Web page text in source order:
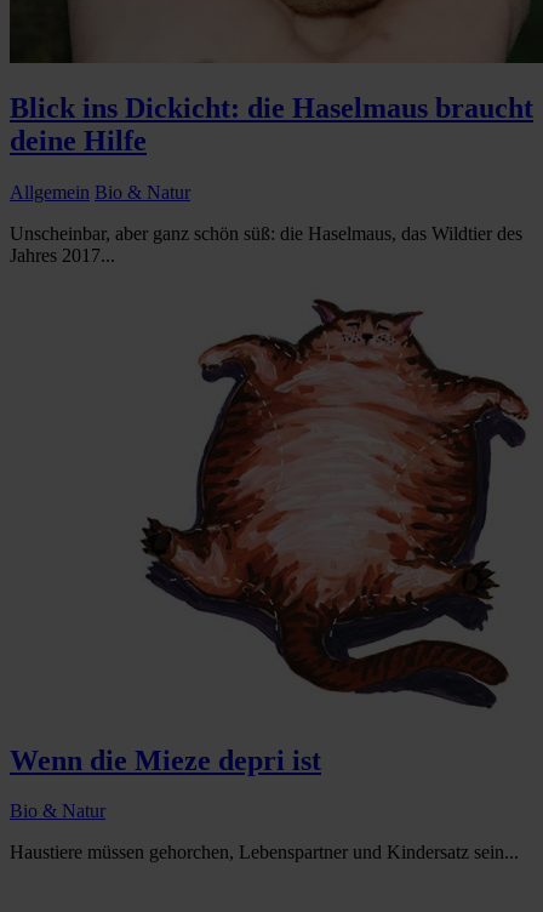
Blick ins Dickicht: die Haselmaus braucht
deine Hilfe
Allgemein Bio & Natur
Unscheinbar, aber ganz schön süß: die Haselmaus, das Wildtier des
Jahres 2017...
Wenn die Mieze depri ist
Bio & Natur
Haustiere müssen gehorchen, Lebenspartner und Kindersatz sein...